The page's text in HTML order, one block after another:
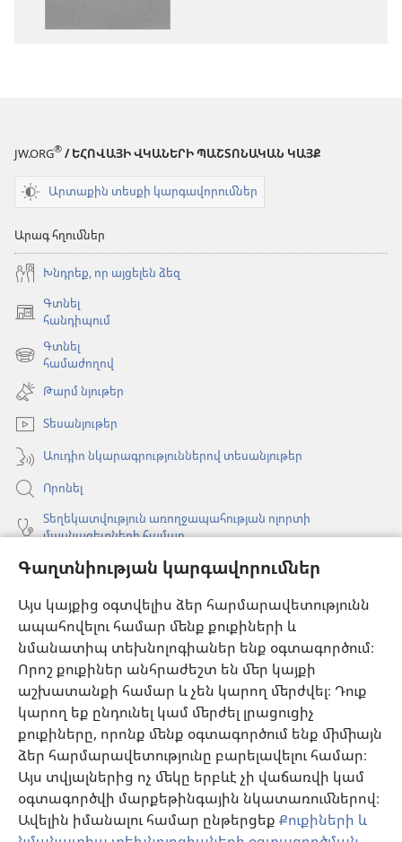
Գաղտնիության կարգավորումներ
Այս կայքից օգտվելիս ձեր հարմարավետությունն
ապահովելու համար մենք քուքիների և
նմանատիպ տեխնոլոգիաներ ենք օգտագործում։
Որոշ քուքիներ անհրաժեշտ են մեր կայքի
աշխատանքի համար և չեն կարող մերժվել։ Դուք
կարող եք ընդունել կամ մերժել լրացուցիչ
քուքիները, որոնք մենք օգտագործում ենք միմիայն
ձեր հարմարավետությունը բարելավելու համար։
Այս տվյալներից ոչ մեկը երբևէ չի վաճառվի կամ
օգտագործվի մարքեթինգային նկատառումներով։
Ավելին իմանալու համար ընթերցեք Քուքիների և
JW.ORG® / ԵՀՈՎԱՅԻ ՎԿԱՆԵՐԻ ՊԱՇՏՈՆԱԿԱՆ ԿԱՅՔ
Արտաքին տեսքի կարգավորումներ
Արագ հղումներ
Խնդրեք, որ այցելեն ձեզ
Գտնել
հանդիպում
(բացվում
նոր
պատուհան)
Գտնել
համաժողով
(բացվում
նոր
պատուհան)
Թարմ նյութեր
Տեսանյութեր
Աուդիո նկարագրություններով տեսանյութեր
Որոնել
Տեղեկատվություն առողջապահության ոլորտի
մասնագետների համար
Գլոբալ հաղորդակցություն
Օգնություն
Նվիրատվություններ
(բացվում
է
նոր
պատուհան)
Դիտարանի ՕՆԼԱՅՆ ԳՐԱԴԱՐԱՆ
(բացվում
է
նոր
պատուհան)
JW Hub
(բացվում
է
նոր
պատուհան)
JW Library® հավելված
Watchtower Library